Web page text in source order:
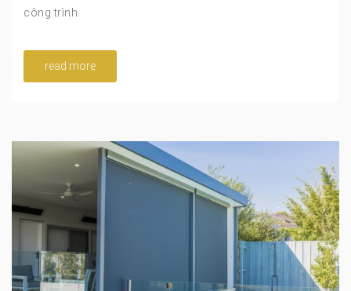
công trình.
read more